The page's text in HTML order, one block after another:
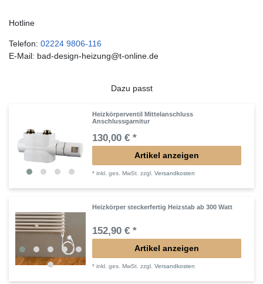
Hotline
Telefon: 02224 9806-116
E-Mail: bad-design-heizung@t-online.de
Dazu passt
Heizkörperventil Mittelanschluss
Anschlussgarnitur
130,00 € *
Artikel anzeigen
*inkl. ges. MwSt. zzgl.Versandkosten
Heizkörper steckerfertig Heizstab ab 300 Watt
152,90 € *
Artikel anzeigen
*inkl. ges. MwSt. zzgl.Versandkosten